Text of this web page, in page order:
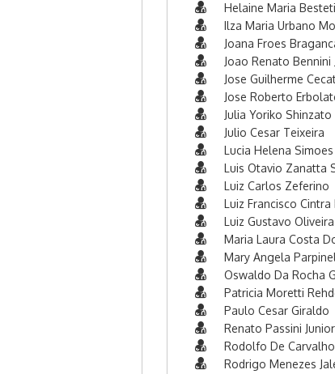
Helaine Maria
Ilza Maria Urbano
Joana Froes
Joao Renato Bennini
Jose Guilherme
Jose Roberto
Julia Yoriko Shinzato
Julio Cesar Teixeira
Lucia Helena
Luis Otavio Zanatta
Luiz Carlos Zeferino
Luiz Francisco Cintra
Luiz Gustavo
Maria Laura Costa
Mary Angela
Oswaldo Da Rocha
Patricia Moretti
Paulo Cesar Giraldo
Renato Passini Junior
Rodolfo De
Rodrigo Menezes